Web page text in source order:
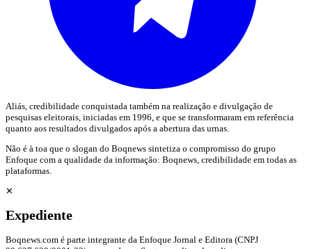
Aliás, credibilidade conquistada também na realização e divulgação de
pesquisas eleitorais, iniciadas em 1996, e que se transformaram em referência
quanto aos resultados divulgados após a abertura das urnas.
Não é à toa que o slogan do Boqnews sintetiza o compromisso do grupo
Enfoque com a qualidade da informação: Boqnews, credibilidade em todas as
plataformas.
✕
Expediente
Boqnews.com é parte integrante da Enfoque Jornal e Editora (CNPJ